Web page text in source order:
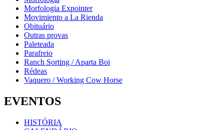
Morfologia Expointer
Movimiento a La Rienda
Obituário
Outras provas
Paleteada
Parafreio
Ranch Sorting / Aparta Boi
Rédeas
Vaquero / Working Cow Horse
EVENTOS
HISTÓRIA